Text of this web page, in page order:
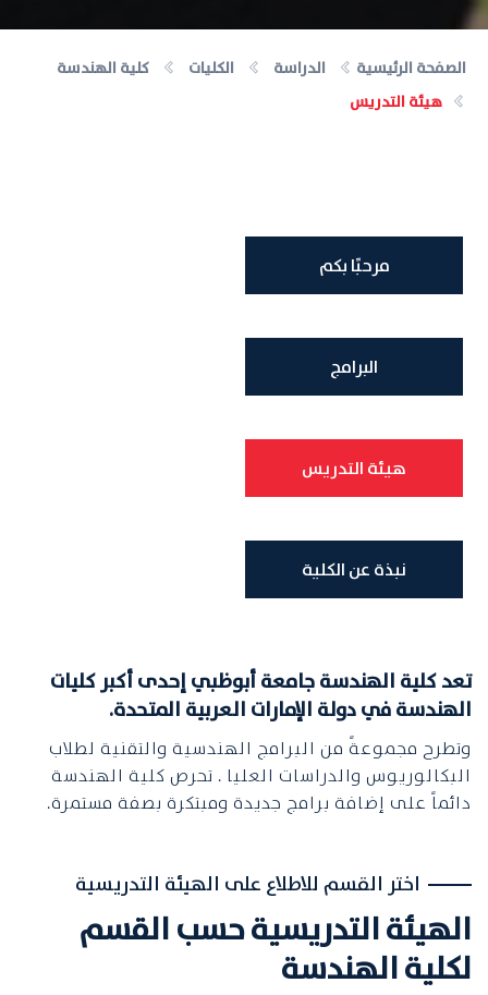
الصفحة الرئيسية الدراسة الكليات
كلية الهندسة
هيئة التدريس
مرحبًا بكم
البرامج
هيئة التدريس
نبذة عن الكلية
تعد كلية الهندسة جامعة أبوظبي إحدى أكبر كليات
الهندسة في دولة الإمارات العربية المتحدة.
وتطرح مجموعةً من البرامج الهندسية والتقنية لطلاب
البكالوريوس والدراسات العليا . تحرص كلية الهندسة
دائماً على إضافة برامج جديدة ومبتكرة بصفة مستمرة.
اختر القسم للاطلاع على الهيئة التدريسية
الهيئة التدريسية حسب القسم
لكلية الهندسة